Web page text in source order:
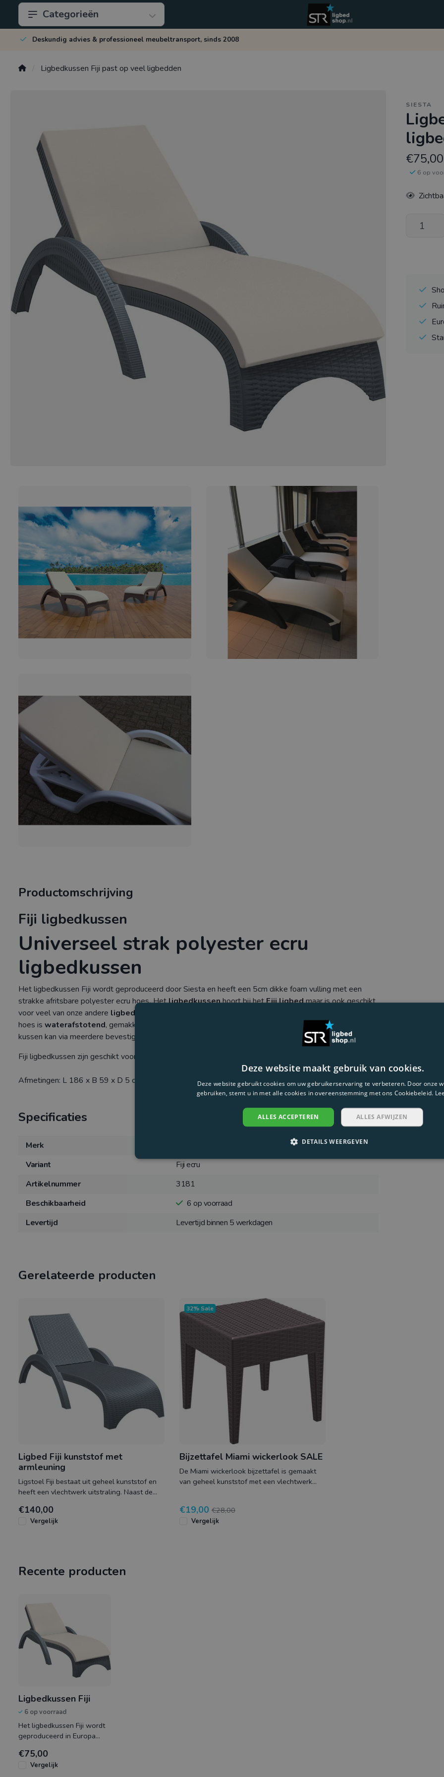
Categorieën
Deskundig advies & professioneel meubeltransport, sinds 2008
Ligbedkussen Fiji past op veel ligbedden
Productomschrijving
Fiji ligbedkussen
Universeel strak polyester ecru
ligbedkussen
Het ligbedkussen Fiji wordt geproduceerd door Siesta en heeft een 5cm dikke foam vulling met een
strakke afritsbare polyester ecru hoes.Hetligbedkussenhoort bij hetFiji ligbedmaar is ook geschikt
voor veel van onze andere ligbedden
hoes is waterafstotend, gemakkelijk afneembaar, te reinigen op 30 graden en UV-beschermd. Het
kussen kan via meerdere bevestigingen goed worden vastgezet aan het ligbed.
Fiji ligbedkussen zijn geschikt voor: Fiji, Lake en Sea, Lena, Malibu, Miami, Costa Brava.
Afmetingen: L 186 x B 59 x D 5 cm - Knik op 70 cm - Gewicht: 2,04 kg
Specificaties
Merk
Variant
Fiji ecru
Artikelnummer
3181
Beschikbaarheid
6op voorraad
Levertijd
Levertijd binnen 5 werkdagen
SIESTA
€75,00
6 op
Gerelateerde producten
Ligbed Fiji kunststof met
armleuning
Ligstoel Fiji bestaat uit geheel kunststof en
heeft een vlechtwerk uitstraling. Naast de
€140,00
Vergelijk
32% Sale
Bijzettafel Miami wickerlook SALE
De Miami wickerlook bijzettafel is gemaakt
van geheel kunststof met een vlechtwerk
€19,00 €28,00
Vergelijk
Recente producten
Ligbedkussen Fiji
6 op voorraad
Het ligbedkussen Fiji wordt
geproduceerd in Europa
ligbedkussen heeft een dikte
€75,00
Vergelijk
Deze website maakt gebruik van cookies.
Deze website gebruikt cookies om uw gebruikerservaring te verbeteren. Door onze
gebruiken, stemt u in met alle cookies in overeenstemming met ons Cookiebeleid.
ALLES ACCEPTEREN ALLES AFWIJZEN
DETAILS WEERGEVEN